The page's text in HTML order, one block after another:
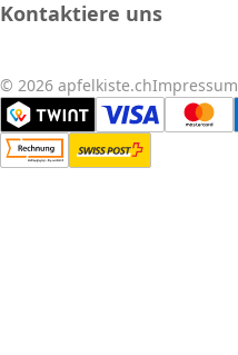
Kontaktiere uns
© 2026 apfelkiste.chImpressum